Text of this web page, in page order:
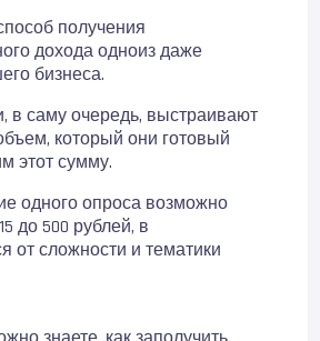
получения
дохода одноиз даже
бизнеса.
в саму очередь, выстраивают
который они готовый
этот сумму.
одного опроса возможно
до 500 рублей, в
от сложности и тематики